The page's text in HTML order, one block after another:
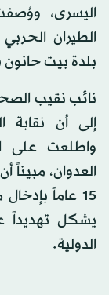
اليسرى،
الطيران
بلدة بيت
نائب نقيب
إلى أن نقابة
واطلعت على
العدوان،
15 عاماً
يشكل تهديداً
الدولية.